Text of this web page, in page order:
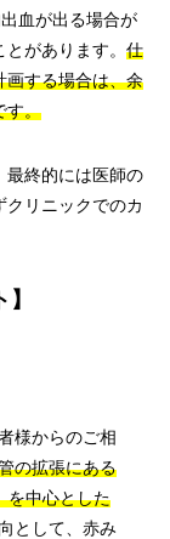
血が出る場合が
があります。 仕
画する場合は、余
す。
最終的には医師の
リニックでのカ
様からのご相
の拡張にある
を中心とした
として、赤み